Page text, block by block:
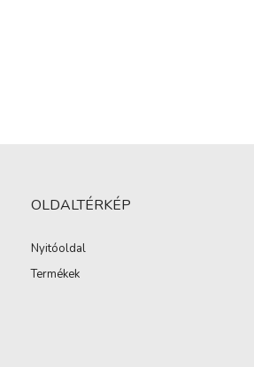
OLDALTÉRKÉP
Nyitóoldal
Termékek